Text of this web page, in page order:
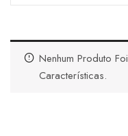
Nenhum Produto
Características.